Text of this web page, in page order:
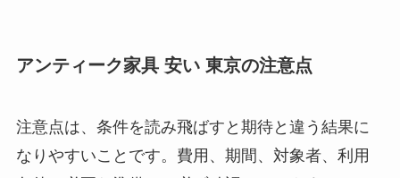
アンティーク家具 安い 東京の注意点
注意点は、条件を読み飛ばすと期待と違う結果に
なりやすいことです。費用、期間、対象者、利用